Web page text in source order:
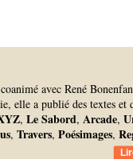
avec René
elle a publié des textes et
, Le Sabord, Arcade,
, Travers, Poésimages,